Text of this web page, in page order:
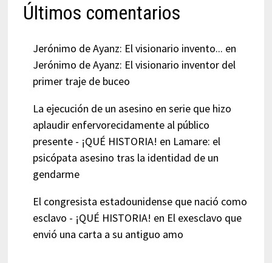
Últimos comentarios
Jerónimo de Ayanz: El visionario invento... en
Jerónimo de Ayanz: El visionario inventor del
primer traje de buceo
La ejecución de un asesino en serie que hizo
aplaudir enfervorecidamente al público
presente - ¡QUÉ HISTORIA! en Lamare: el
psicópata asesino tras la identidad de un
gendarme
El congresista estadounidense que nació como
esclavo - ¡QUÉ HISTORIA! en El exesclavo que
envió una carta a su antiguo amo